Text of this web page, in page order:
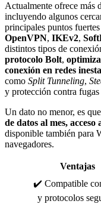
Actualmente ofrece más
incluyendo algunos
principales puntos
OpenVPN, IKEv2,
distintos tipos de
protocolo Bolt,
conexión en redes
como Split Tunneling,
y protección contra
Un dato no menor, es que
de datos al mes,
disponible también para
navegadores.
Ventajas
✔️ Compatible
y protocolos